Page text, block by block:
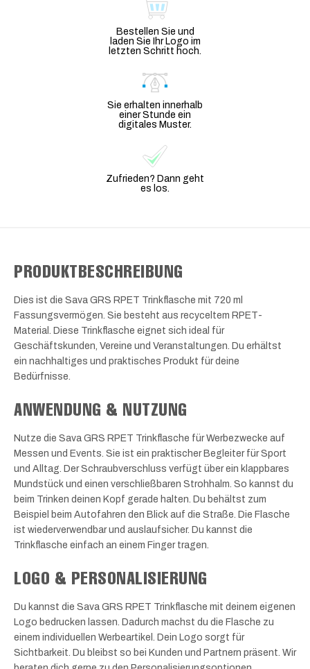
Bestellen Sie und
laden Sie Ihr Logo im
letzten Schritt hoch.
Sie erhalten innerhalb
einer Stunde ein
digitales Muster.
Zufrieden? Dann geht
es los.
PRODUKTBESCHREIBUNG
Dies ist die Sava GRS RPET Trinkflasche mit 720 ml
Fassungsvermögen. Sie besteht aus recyceltem RPET-
Material. Diese Trinkflasche eignet sich ideal für
Geschäftskunden, Vereine und Veranstaltungen. Du erhältst
ein nachhaltiges und praktisches Produkt für deine
Bedürfnisse.
ANWENDUNG & NUTZUNG
Nutze die Sava GRS RPET Trinkflasche für Werbezwecke auf
Messen und Events. Sie ist ein praktischer Begleiter für Sport
und Alltag. Der Schraubverschluss verfügt über ein klappbares
Mundstück und einen verschließbaren Strohhalm. So kannst du
beim Trinken deinen Kopf gerade halten. Du behältst zum
Beispiel beim Autofahren den Blick auf die Straße. Die Flasche
ist wiederverwendbar und auslaufsicher. Du kannst die
Trinkflasche einfach an einem Finger tragen.
LOGO & PERSONALISIERUNG
Du kannst die Sava GRS RPET Trinkflasche mit deinem eigenen
Logo bedrucken lassen. Dadurch machst du die Flasche zu
einem individuellen Werbeartikel. Dein Logo sorgt für
Sichtbarkeit. Du bleibst so bei Kunden und Partnern präsent. Wir